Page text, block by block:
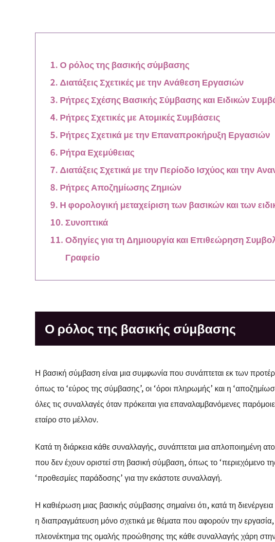
Ο ρόλος της βασικής σύμβασης
Διατάξεις Σχετικές με την Ανάθεση Εργασιών
Ρήτρες Σχέσης Βασικής Σύμβασης και Ειδικών
Ρήτρες Σχετικές με Ατομικές Συμβάσεις
Ρήτρες Σχετικά με την Επαναπροκήρυξη Εργασιών
Ρήτρα Εχεμύθειας
Διατάξεις Σχετικά με την Περίοδο Ισχύος και την
Ρήτρες Αποζημίωσης Ζημιών
Η φορολογική μεταχείριση των βασικών και των
Συνοπτικά
Οδηγίες για τη Δημιουργία και Επιθεώρηση
Γραφείο
Ο ρόλος της βασικής σύμβασης
Η βασική σύμβαση είναι μια συμφωνία που συνάπτεται εκ των
όπως το ‘εύρος της σύμβασης’, οι ‘όροι πληρωμής’ και η
όλες τις συναλλαγές όταν πρόκειται για επαναλαμβανόμενες
εταίρο στο μέλλον.
Κατά τη διάρκεια κάθε συναλλαγής, συνάπτεται μια απλοποιημένη
που δεν έχουν οριστεί στη βασική σύμβαση, όπως το ‘περιεχόμενο
‘προθεσμίες παράδοσης’ για την εκάστοτε συναλλαγή.
Η καθιέρωση μιας βασικής σύμβασης σημαίνει ότι, κατά τη
η διαπραγμάτευση μόνο σχετικά με θέματα που αφορούν την
πλεονέκτημα της ομαλής προώθησης της κάθε συναλλαγής χάρη